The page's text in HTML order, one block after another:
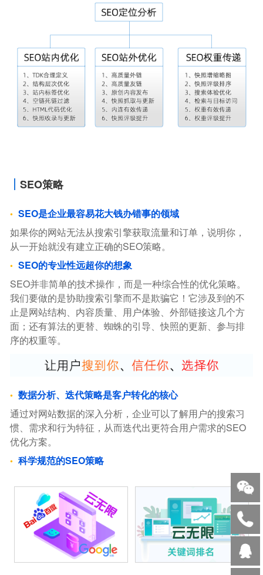
SEO策略
SEO是企业最容易花大钱办错事的领域
如果你的网站无法从搜索引擎获取流量和订单，说明你，
从一开始就没有建立正确的SEO策略。
SEO的专业性远超你的想象
SEO并非简单的技术操作，而是一种综合性的优化策略。
我们要做的是协助搜索引擎而不是欺骗它！它涉及到的不
止是网站结构、内容质量、用户体验、外部链接这几个方
面；还有算法的更替、蜘蛛的引导、快照的更新、参与排
序的权重等。
数据分析、迭代策略是客户转化的核心
通过对网站数据的深入分析，企业可以了解用户的搜索习
惯、需求和行为特征，从而迭代出更符合用户需求的SEO
优化方案。
科学规范的SEO策略